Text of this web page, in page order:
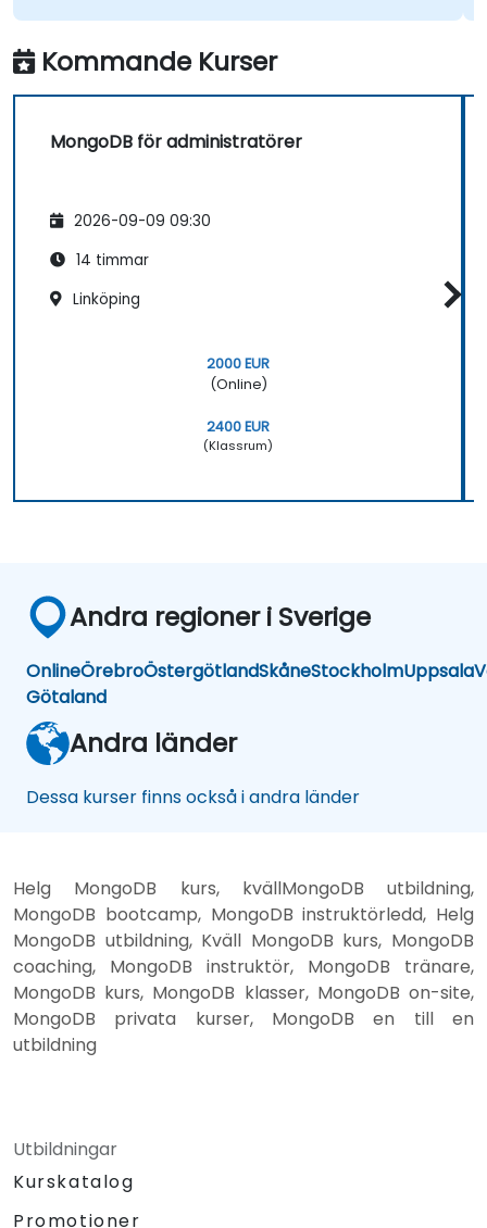
Kommande Kurser
MongoDB för administratörer
2026-09-09 09:30
14 timmar
Linköping
2000 EUR
(Online)
2400 EUR
(Klassrum)
Andra regioner i Sverige
OnlineÖrebroÖstergötlandSkåneStockholmUppsala
Götaland
Andra länder
Dessa kurser finns också i andra länder
Helg MongoDB kurs, kvällMongoDB utbildning,
MongoDB bootcamp, MongoDB instruktörledd, Helg
MongoDB utbildning, Kväll MongoDB kurs, MongoDB
coaching, MongoDB instruktör, MongoDB tränare,
MongoDB kurs, MongoDB klasser, MongoDB on-site,
MongoDB privata kurser, MongoDB en till en
utbildning
Utbildningar
Kurskatalog
Promotioner